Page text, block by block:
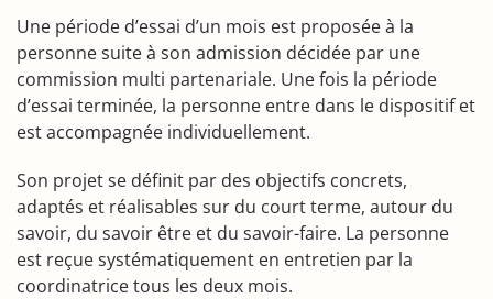
Une période d’essai d’un mois est proposée à la
personne suite à son admission décidée par une
commission multi partenariale. Une fois la période
d’essai terminée, la personne entre dans le dispositif et
est accompagnée individuellement.
Son projet se définit par des objectifs concrets,
adaptés et réalisables sur du court terme, autour du
savoir, du savoir être et du savoir-faire. La personne
est reçue systématiquement en entretien par la
coordinatrice tous les deux mois.